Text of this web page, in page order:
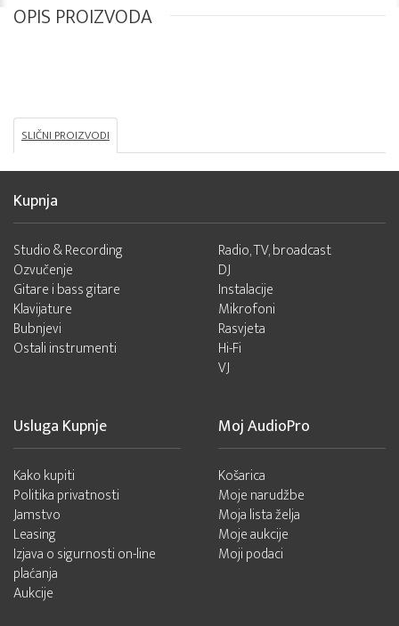
OPIS PROIZVODA
SLIČNI PROIZVODI
Kupnja
Studio & Recording
Ozvučenje
Gitare i bass gitare
Klavijature
Bubnjevi
Ostali instrumenti
Radio, TV, broadcast
DJ
Instalacije
Mikrofoni
Rasvjeta
Hi-Fi
VJ
Usluga Kupnje
Kako kupiti
Politika privatnosti
Jamstvo
Leasing
Izjava o sigurnosti on-line
plaćanja
Aukcije
Moj AudioPro
Košarica
Moje narudžbe
Moja lista želja
Moje aukcije
Moji podaci